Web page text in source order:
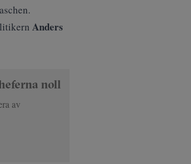
Anders
noll
av